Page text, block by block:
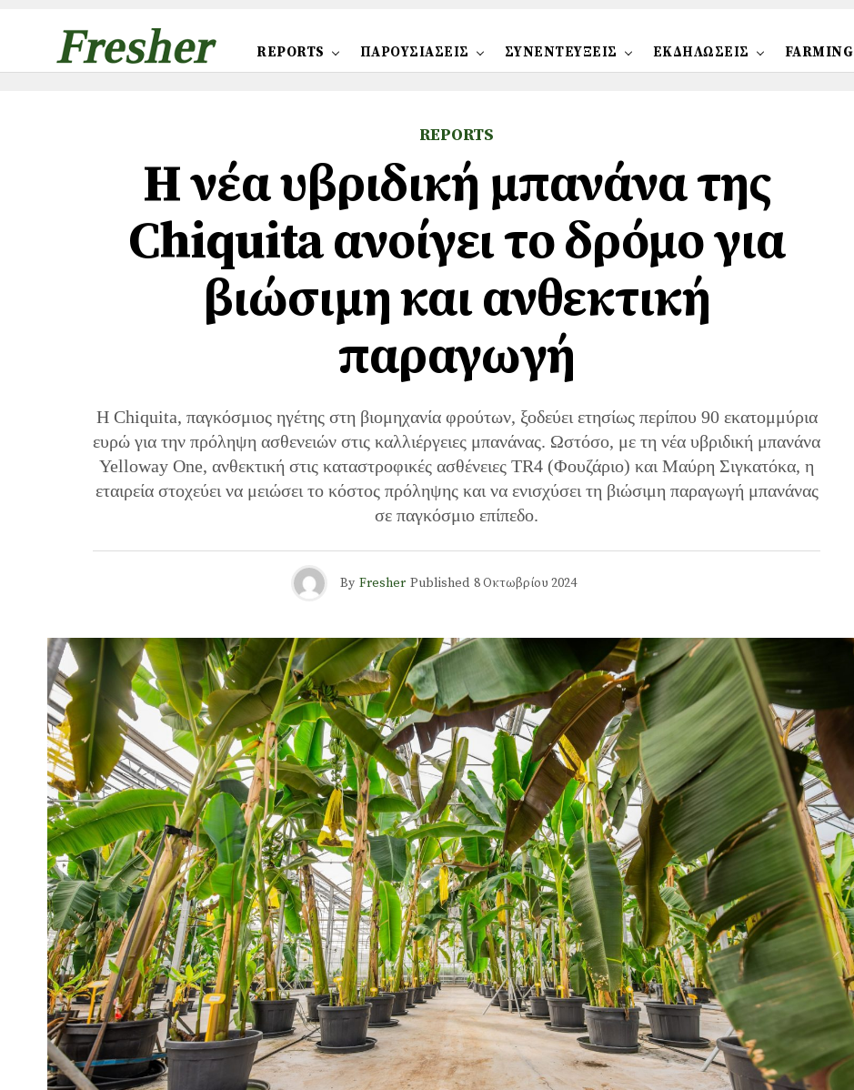
REPORTS ΠΑΡΟΥΣΙΑΣΕΙΣ ΣΥΝΕΝΤΕΥΞΕΙΣ ΕΚΔΗΛΩΣΕΙΣ FARMING
REPORTS
Η νέα υβριδική μπανάνα της
Chiquita ανοίγει το δρόμο για
βιώσιμη και ανθεκτική
παραγωγή
Η Chiquita, παγκόσμιος ηγέτης στη βιομηχανία φρούτων, ξοδεύει ετησίως περίπου 90 εκατομμύρια
ευρώ για την πρόληψη ασθενειών στις καλλιέργειες μπανάνας. Ωστόσο, με τη νέα υβριδική μπανάνα
Yelloway One, ανθεκτική στις καταστροφικές ασθένειες TR4 (Φουζάριο) και Μαύρη Σιγκατόκα, η
εταιρεία στοχεύει να μειώσει το κόστος πρόληψης και να ενισχύσει τη βιώσιμη παραγωγή μπανάνας
σε παγκόσμιο επίπεδο.
By Fresher Published 8 Οκτωβρίου 2024